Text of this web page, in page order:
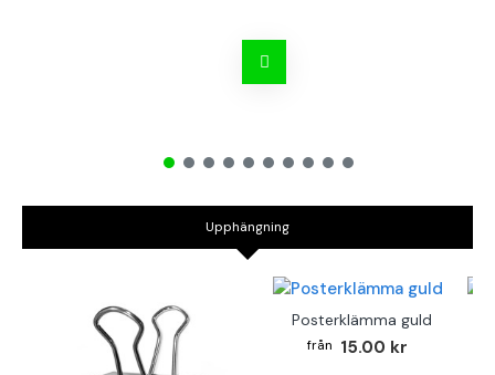
Upphängning
Posterklämma guld
15.00 kr